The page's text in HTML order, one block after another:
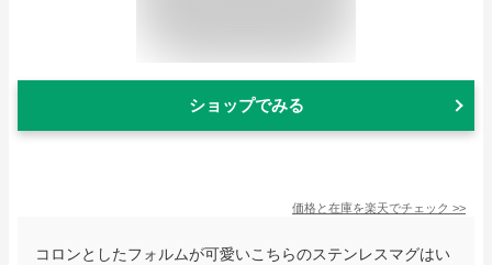
ショップでみる
価格と在庫を楽天でチェック >>
コロンとしたフォルムが可愛いこちらのステンレスマグはい